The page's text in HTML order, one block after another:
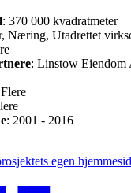
: 370 000 kvadratmeter
Næring, Utadrettet
: Linstow Eiendom
: 2001 - 2016
egen